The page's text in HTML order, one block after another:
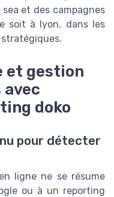
et des campagnes
soit à lyon, dans les
stratégiques.
et gestion
doko
pour détecter
ligne ne se résume
ou à un reporting